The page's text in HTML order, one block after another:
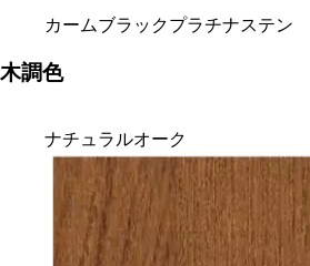
カームブラックプラチナステン
木調色
ナチュラルオーク